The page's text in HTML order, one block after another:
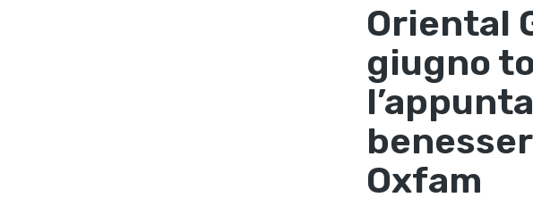
Oriental
giugno
Oxfam